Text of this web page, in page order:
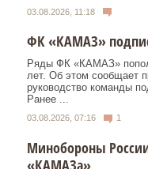
03.08.2026, 11:18
ФК «КАМАЗ»
Ряды ФК «КАМАЗ»
лет. Об этом сообщает
руководство команды
Ранее ...
03.08.2026, 07:16 1
Минобороны
«КАМАЗа»